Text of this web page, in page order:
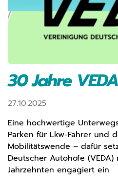
30 Jahre VEDA
27.10.2025
Eine hochwertige
Parken für Lkw-Fahrer und
Mobilitätswende – dafür
Deutscher Autohöfe
Jahrzehnten engagiert ein.